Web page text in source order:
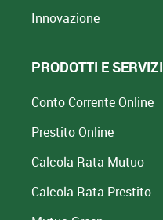
Innovazione
PRODOTTI E SERVIZI
Conto Corrente Online
Prestito Online
Calcola Rata Mutuo
Calcola Rata Prestito